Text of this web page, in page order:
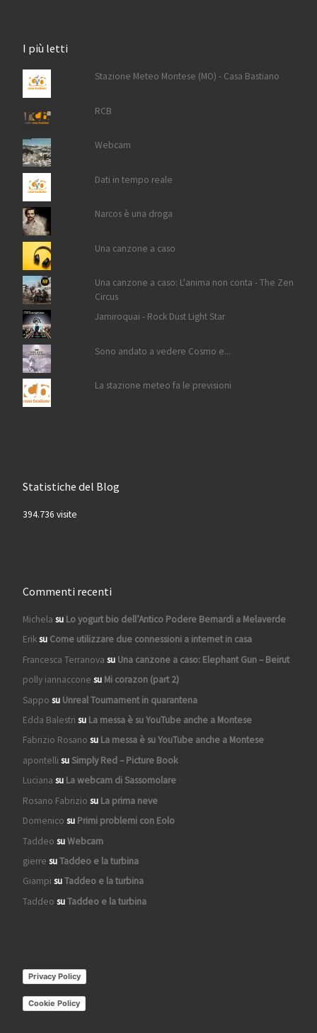
I più letti
Stazione Meteo Montese (MO) - Casa Bastiano
RCB
Webcam
Dati in tempo reale
Narcos è una droga
Una canzone a caso
Una canzone a caso: L'anima non conta - The Zen
Circus
Jamiroquai - Rock Dust Light Star
Sono andato a vedere Cosmo e...
La stazione meteo fa le previsioni
Statistiche del Blog
394.736 visite
Commenti recenti
Michela su Lo yogurt bio dell’Antico Podere Bernardi a Melaverde
Eriksu Come utilizzare due connessioni a internet in casa
Francesca Terranova su Una canzone a caso: Elephant Gun – Beirut
polly iannaccone su Mi corazon (part 2)
Sappo su Unreal Tournament in quarantena
Edda Balestri su La messa è su YouTube anche a Montese
Fabrizio Rosano su La messa è su YouTube anche a Montese
apontelli suSimply Red – Picture Book
Luciana su La webcam di Sassomolare
Rosano Fabrizio su La prima neve
Domenico su Primi problemi con Eolo
Taddeo suWebcam
gierre suTaddeo e la turbina
Giampi suTaddeo e la turbina
Taddeo suTaddeo e la turbina
Privacy Policy
Cookie Policy